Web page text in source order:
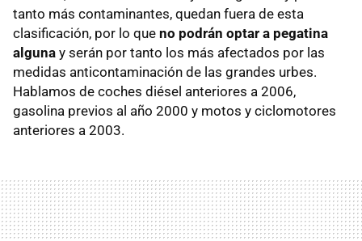
tanto más contaminantes, quedan fuera de esta
clasificación, por lo que no podrán optar a pegatina
alguna y serán por tanto los más afectados por las
medidas anticontaminación de las grandes urbes.
Hablamos de coches diésel anteriores a 2006,
gasolina previos al año 2000 y motos y ciclomotores
anteriores a 2003.